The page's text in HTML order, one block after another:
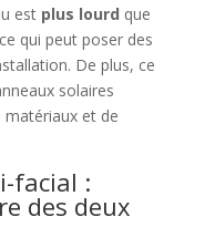
est plus lourd que
qui peut poser des
De plus, ce
solaires
matériaux et de
facial :
des deux